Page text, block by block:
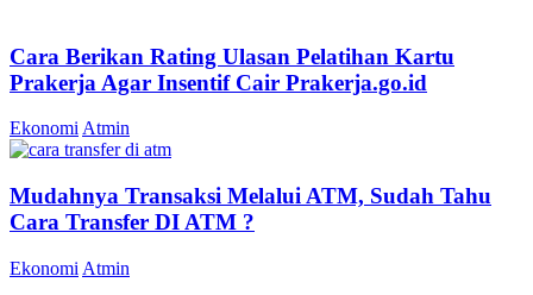
Cara Berikan Rating Ulasan Pelatihan Kartu
Prakerja Agar Insentif Cair Prakerja.go.id
Ekonomi Atmin
Mudahnya Transaksi Melalui ATM, Sudah Tahu
Cara Transfer DI ATM ?
Ekonomi Atmin